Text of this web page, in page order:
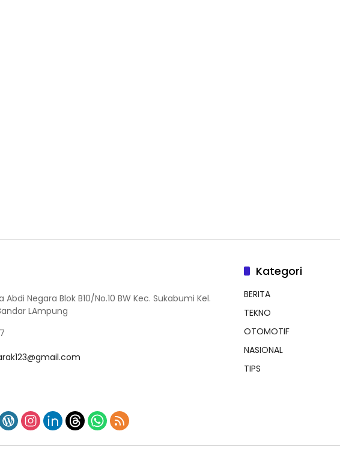
Abdi Negara Blok B10/No.10 BW Kec. Sukabumi Kel.
LAmpung
Kategori
BERITA
TEKNO
OTOMOTIF
NASIONAL
TIPS